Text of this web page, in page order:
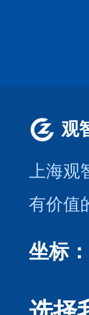
观
上海
有价值
坐标